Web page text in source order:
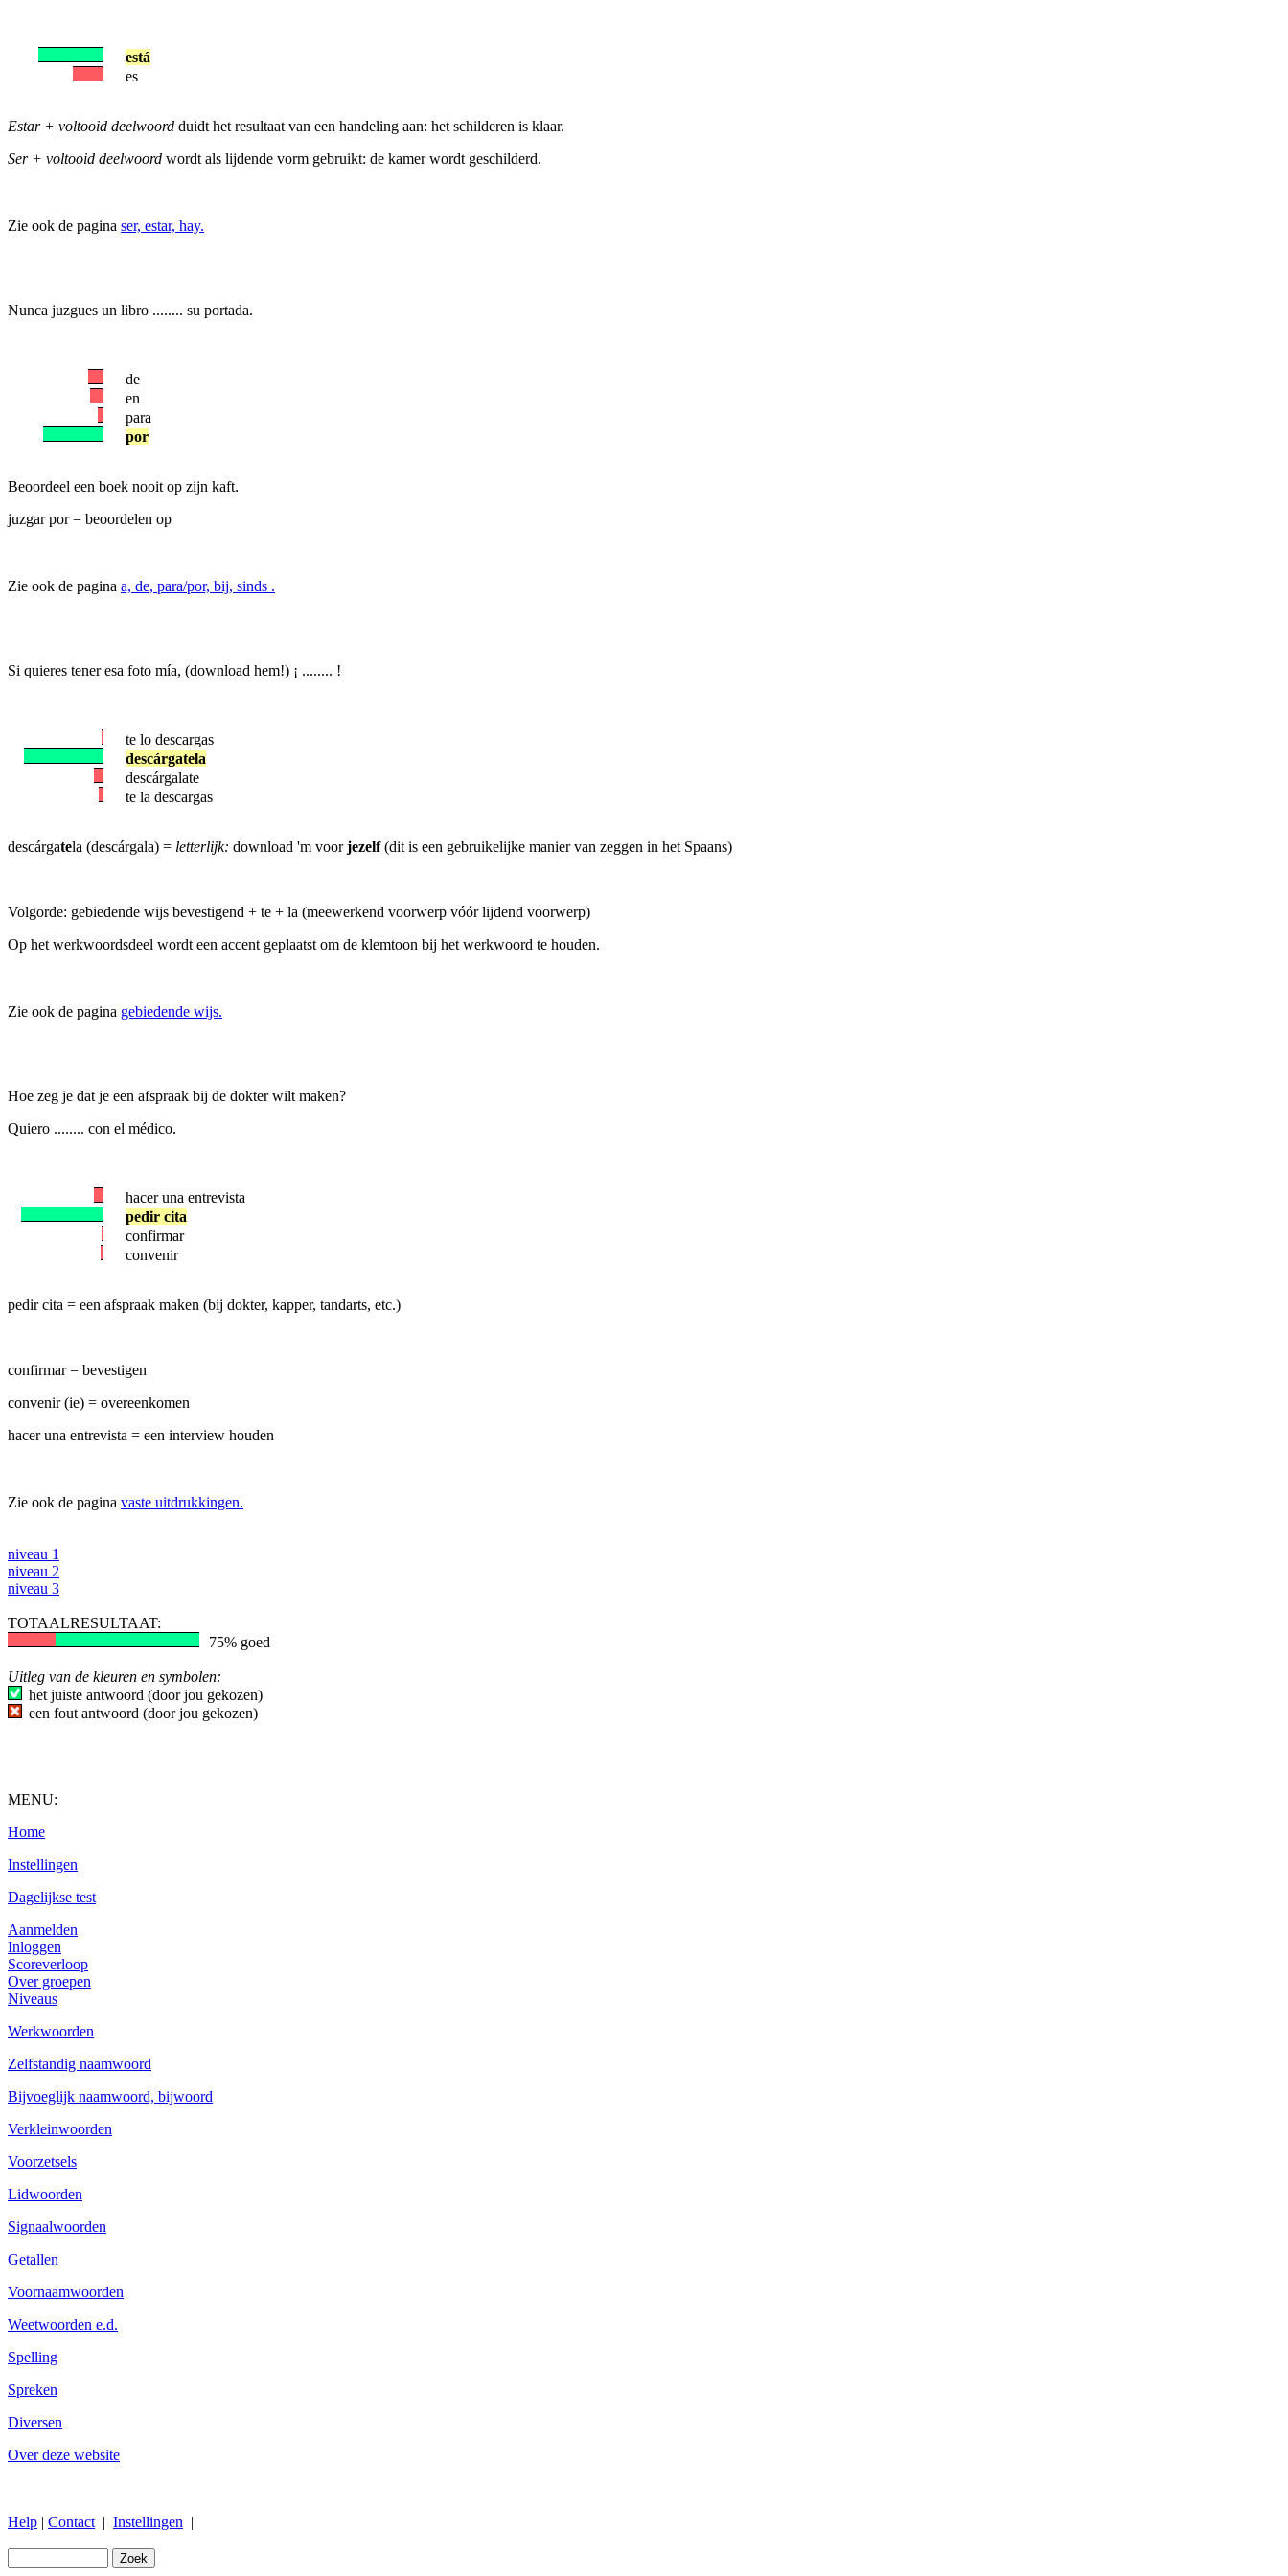
está
es
Estar + voltooid deelwoord duidt het resultaat van een handeling aan: het schilderen is klaar.
Ser + voltooid deelwoord wordt als lijdende vorm gebruikt: de kamer wordt geschilderd.
Zie ook de pagina ser, estar, hay.
Nunca juzgues un libro ........ su portada.
de
en
para
por
Beoordeel een boek nooit op zijn kaft.
juzgar por = beoordelen op
Zie ook de pagina a, de, para/por, bij, sinds .
Si quieres tener esa foto mía, (download hem!) ¡ ........ !
te lo descargas
descárgatela
descárgalate
te la descargas
descárgatela (descárgala) = letterlijk: download 'm voorjezelf(dit is een gebruikelijke manier van zeggen in het Spaans)
Volgorde: gebiedende wijs bevestigend + te + la (meewerkend voorwerp vóór lijdend voorwerp)
Op het werkwoordsdeel wordt een accent geplaatst om de klemtoon bij het werkwoord te houden.
Zie ook de pagina gebiedende wijs.
Hoe zeg je dat je een afspraak bij de dokter wilt maken?
Quiero ........ con el médico.
hacer una entrevista
pedir cita
confirmar
convenir
pedir cita = een afspraak maken (bij dokter, kapper, tandarts, etc.)
confirmar = bevestigen
convenir (ie) = overeenkomen
hacer una entrevista = een interview houden
Zie ook de pagina vaste uitdrukkingen.
niveau 1
niveau 2
niveau 3
TOTAALRESULTAAT:
75% goed
Uitleg van de kleuren en symbolen:
het juiste antwoord (door jou gekozen)
een fout antwoord (door jou gekozen)
MENU:
Home
Instellingen
Dagelijkse test
Aanmelden
Inloggen
Scoreverloop
Over groepen
Niveaus
Werkwoorden
Zelfstandig naamwoord
Bijvoeglijk naamwoord, bijwoord
Verkleinwoorden
Voorzetsels
Lidwoorden
Signaalwoorden
Getallen
Voornaamwoorden
Weetwoorden e.d.
Spelling
Spreken
Diversen
Over deze website
Help | Contact | Instellingen |